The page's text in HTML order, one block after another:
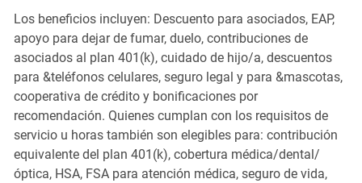
Los beneficios incluyen: Descuento para asociados, EAP,
apoyo para dejar de fumar, duelo, contribuciones de
asociados al plan 401(k), cuidado de hijo/a, descuentos
para &teléfonos celulares, seguro legal y para &mascotas,
cooperativa de crédito y bonificaciones por
recomendación. Quienes cumplan con los requisitos de
servicio u horas también son elegibles para: contribución
equivalente del plan 401(k), cobertura médica/dental/
óptica, HSA, FSA para atención médica, seguro de vida,